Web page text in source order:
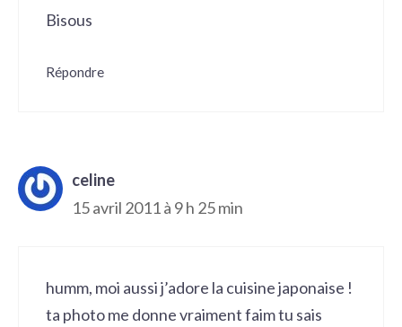
Bisous
Répondre
celine
15 avril 2011 à 9 h 25 min
humm, moi aussi j’adore la cuisine japonaise !
ta photo me donne vraiment faim tu sais